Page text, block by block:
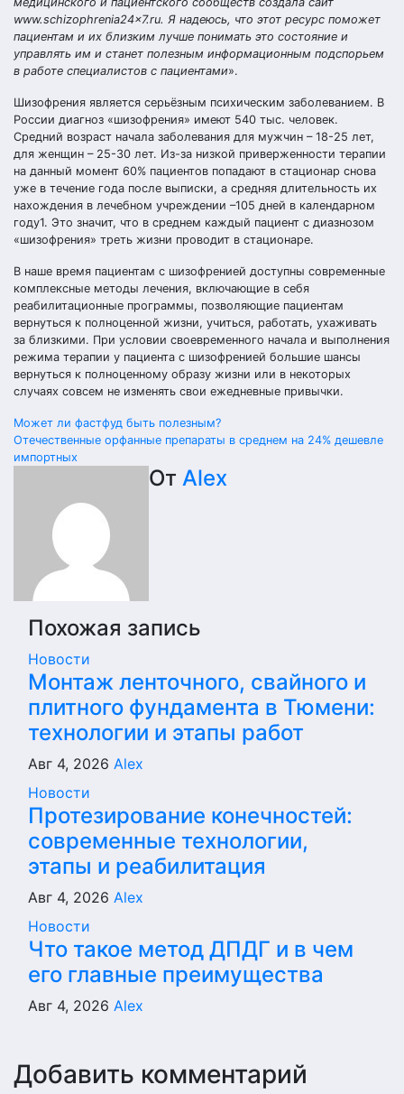
www.schizophrenia24x7.ru. Я надеюсь, что этот ресурс поможет
пациентам и их близким лучше понимать это состояние и
управлять им и станет полезным информационным подспорьем
в работе специалистов с пациентами».
Шизофрения является серьёзным психическим заболеванием. В
России диагноз «шизофрения» имеют 540 тыс. человек.
Средний возраст начала заболевания для мужчин – 18-25 лет,
для женщин – 25-30 лет. Из-за низкой приверженности терапии
на данный момент 60% пациентов попадают в стационар снова
уже в течение года после выписки, а средняя длительность их
нахождения в лечебном учреждении –105 дней в календарном
году1. Это значит, что в среднем каждый пациент с диазнозом
«шизофрения» треть жизни проводит в стационаре.
В наше время пациентам с шизофренией доступны современные
комплексные методы лечения, включающие в себя
реабилитационные программы, позволяющие пациентам
вернуться к полноценной жизни, учиться, работать, ухаживать
за близкими. При условии своевременного начала и выполнения
режима терапии у пациента с шизофренией большие шансы
вернуться к полноценному образу жизни или в некоторых
случаях совсем не изменять свои ежедневные привычки.
Навигация
по
записям
Может ли фастфуд быть полезным?
Отечественные орфанные препараты в среднем на 24% дешевле
импортных
От Alex
Похожая запись
Новости
Монтаж ленточного, свайного и
плитного фундамента в Тюмени:
технологии и этапы работ
Авг 4, 2026 Alex
Новости
Протезирование конечностей:
современные технологии,
этапы и реабилитация
Авг 4, 2026 Alex
Новости
Что такое метод ДПДГ и в чем
его главные преимущества
Авг 4, 2026 Alex
Добавить комментарий